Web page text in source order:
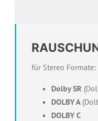
für Stereo Formate:
Dolby SR
DOLBY A
DOLBY C